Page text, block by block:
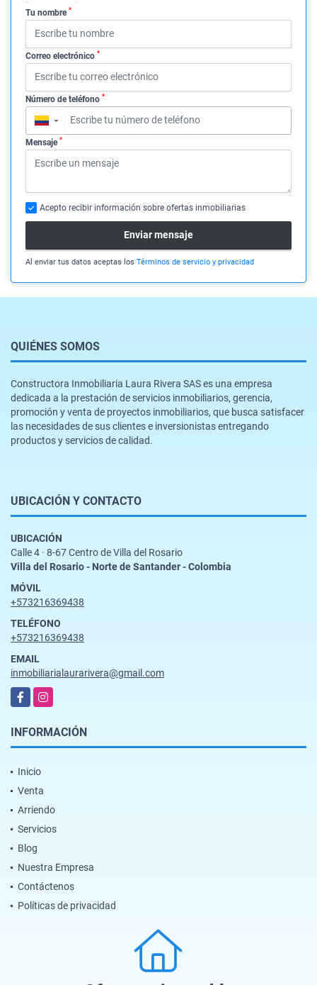
Tu nombre *
Correo electrónico *
Número de teléfono *
▼
Mensaje *
Acepto recibir información sobre ofertas inmobiliarias
Enviar mensaje
Al enviar tus datos aceptas los Términos de servicio y privacidad
QUIÉNES SOMOS
Constructora Inmobiliaria Laura Rivera SAS es una empresa
dedicada a la prestación de servicios inmobiliarios, gerencia,
promoción y venta de proyectos inmobiliarios, que busca satisfacer
las necesidades de sus clientes e inversionistas entregando
productos y servicios de calidad.
UBICACIÓN Y CONTACTO
UBICACIÓN
Calle 4 · 8-67 Centro de Villa del Rosario
Villa del Rosario - Norte de Santander - Colombia
MÓVIL
+573216369438
TELÉFONO
+573216369438
EMAIL
inmobiliarialaurarivera@gmail.com
FacebookInstagram
INFORMACIÓN
Inicio
Venta
Arriendo
Servicios
Blog
Nuestra Empresa
Contáctenos
Políticas de privacidad